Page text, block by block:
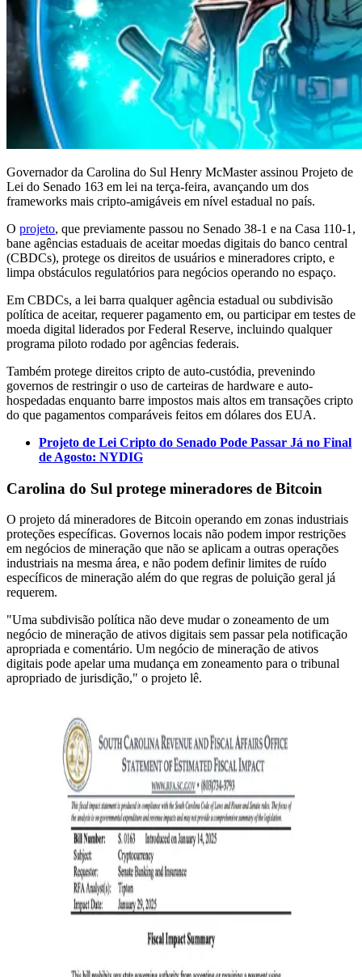
Governador da Carolina do Sul Henry McMaster assinou Projeto de
Lei do Senado 163 em lei na terça-feira, avançando um dos
frameworks mais cripto-amigáveis em nível estadual no país.
O projeto, que previamente passou no Senado 38-1 e na Casa 110-1,
bane agências estaduais de aceitar moedas digitais do banco central
(CBDCs), protege os direitos de usuários e mineradores cripto, e
limpa obstáculos regulatórios para negócios operando no espaço.
Em CBDCs, a lei barra qualquer agência estadual ou subdivisão
política de aceitar, requerer pagamento em, ou participar em testes de
moeda digital liderados por Federal Reserve, incluindo qualquer
programa piloto rodado por agências federais.
Também protege direitos cripto de auto-custódia, prevenindo
governos de restringir o uso de carteiras de hardware e auto-
hospedadas enquanto barre impostos mais altos em transações cripto
do que pagamentos comparáveis feitos em dólares dos EUA.
Projeto de Lei Cripto do Senado Pode Passar Já no Final
de Agosto: NYDIG
Carolina do Sul protege mineradores de Bitcoin
O projeto dá mineradores de Bitcoin operando em zonas industriais
proteções específicas. Governos locais não podem impor restrições
em negócios de mineração que não se aplicam a outras operações
industriais na mesma área, e não podem definir limites de ruído
específicos de mineração além do que regras de poluição geral já
requerem.
"Uma subdivisão política não deve mudar o zoneamento de um
negócio de mineração de ativos digitais sem passar pela notificação
apropriada e comentário. Um negócio de mineração de ativos
digitais pode apelar uma mudança em zoneamento para o tribunal
apropriado de jurisdição," o projeto lê.